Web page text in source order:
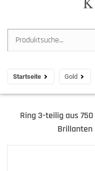
Startseite Gold
Ring 3-teilig aus
Brillanten